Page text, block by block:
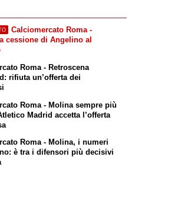
Calciomercato Roma -
cessione di Angelino al
Roma - Retroscena
rifiuta un’offerta dei
Roma - Molina sempre più
Madrid accetta l’offerta
Roma - Molina, i numeri
è tra i difensori più decisivi